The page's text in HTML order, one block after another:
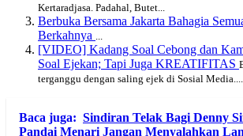
Kertaradjasa. Padahal, Butet...
Berbuka Bersama Jakarta Bahagia
Berkahnya
[VIDEO] Kadang Soal Cebong dan
Soal Ejekan; Tapi Juga KREATIFITAS
terganggu dengan saling ejek di Sosial Media....
Baca juga: Sindiran Telak Bagi Denny
Pandai Menari Jangan Menyalahkan